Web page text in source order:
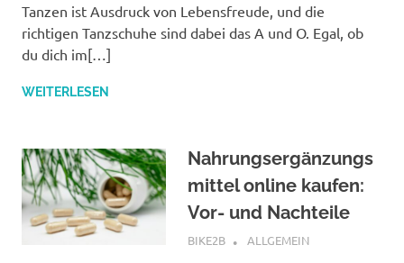
Tanzen ist Ausdruck von Lebensfreude, und die
richtigen Tanzschuhe sind dabei das A und O. Egal, ob
du dich im[…]
WEITERLESEN
Nahrungsergänzungs
mittel online kaufen:
Vor- und Nachteile
JULI 16, 2025
BIKE2B ALLGEMEIN